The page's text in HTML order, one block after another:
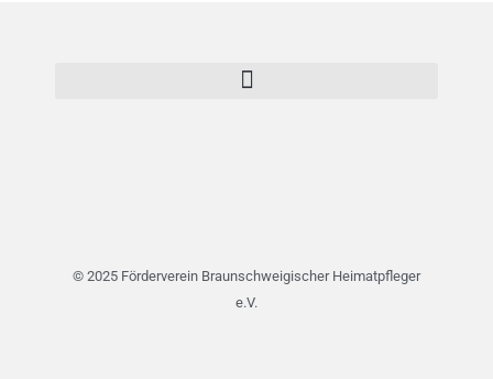
© 2025 Förderverein Braunschweigischer Heimatpfleger
e.V.